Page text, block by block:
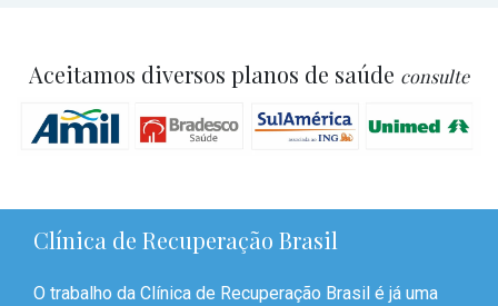
Aceitamos diversos planos de saúde consulte
Clínica de Recuperação Brasil
O trabalho da Clínica de Recuperação Brasil é já uma